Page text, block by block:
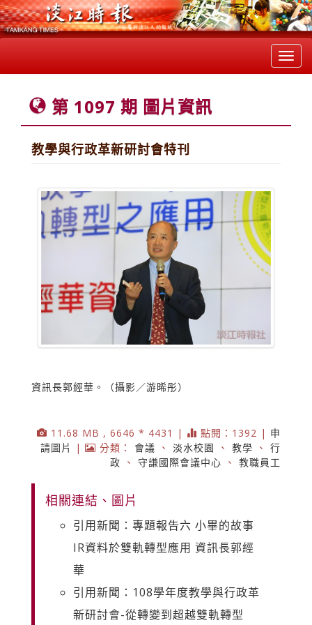
第 1097 期 圖片資訊
教學與行政革新研討會特刊
資訊長郭經華。（攝影／游晞彤）
11.68 MB , 6646 * 4431 | 點閱：1392 | 申
請圖片
| 分類： 會議 、 淡水校園 、 教學 、 行
政 、 守謙國際會議中心 、 教職員工
相關連結、圖片
引用新聞：專題報告六 小畢的故事
IR資料於雙軌轉型應用 資訊長郭經
華
引用新聞：108學年度教學與行政革
新研討會-從轉變到超越雙軌轉型